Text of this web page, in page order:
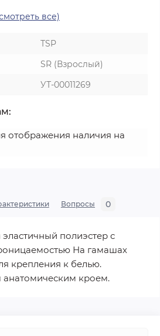
все)
ТSP
SR (Взрослый)
УТ-00011269
отображения наличия на
Вопросы 0
полиэстер с
На гамашах
крепления к белью.
кроем.